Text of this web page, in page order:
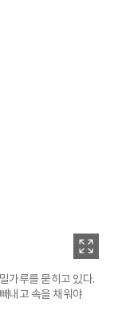
가루를 묻히고 있다.
내고 속을 채워야